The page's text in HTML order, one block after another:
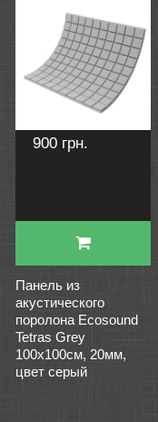
900 грн.
Панель из
акустического
поролона Ecosound
Tetras Grey
100x100см, 20мм,
цвет серый